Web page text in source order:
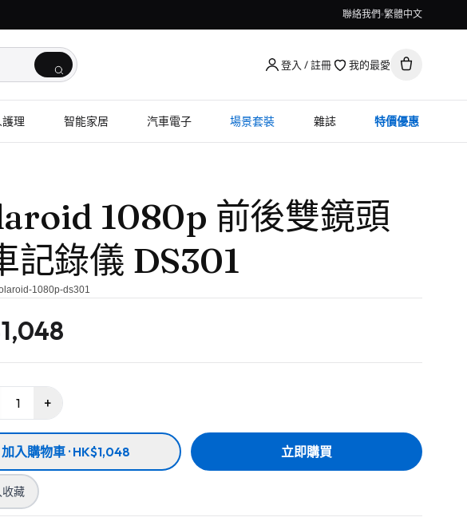
聯絡我們 繁體中文
登入 / 註冊 我的最愛
理 智能家居 汽車電子 場景套裝 雜誌 特價優惠
1080p 前後雙鏡頭
記錄儀 DS301
1080p-ds301
1,048
1 +
加入購物車 · HK$1,048 立即購買
藏